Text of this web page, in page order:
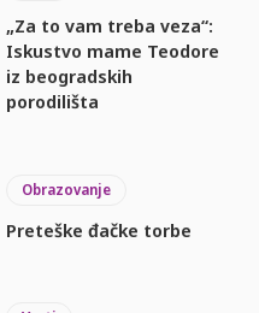
„Za to vam treba veza“:
Iskustvo mame Teodore
iz beogradskih
porodilišta
Obrazovanje
Preteške đačke torbe